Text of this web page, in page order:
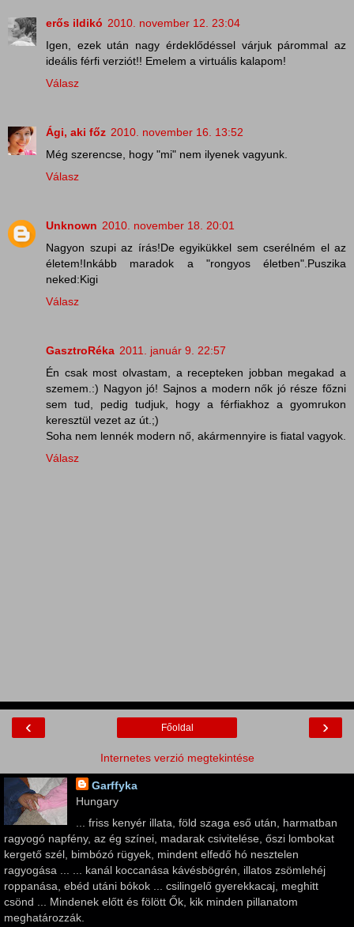
erős ildikó 2010. november 12. 23:04
Igen, ezek után nagy érdeklődéssel várjuk párommal az
ideális férfi verziót!! Emelem a virtuális kalapom!
Válasz
Ági, aki főz 2010. november 16. 13:52
Még szerencse, hogy "mi" nem ilyenek vagyunk.
Válasz
Unknown 2010. november 18. 20:01
Nagyon szupi az írás!De egyikükkel sem cserélném el az
életem!Inkább maradok a "rongyos életben".Puszika
neked:Kigi
Válasz
GasztroRéka 2011. január 9. 22:57
Én csak most olvastam, a recepteken jobban megakad a
szemem.:) Nagyon jó! Sajnos a modern nők jó része főzni
sem tud, pedig tudjuk, hogy a férfiakhoz a gyomrukon
keresztül vezet az út.;)
Soha nem lennék modern nő, akármennyire is fiatal vagyok.
Válasz
‹ ›
Főoldal
Internetes verzió megtekintése
Garffyka
Hungary
... friss kenyér illata, föld szaga eső után, harmatban
ragyogó napfény, az ég színei, madarak csivitelése, őszi lombokat
kergető szél, bimbózó rügyek, mindent elfedő hó nesztelen
ragyogása ... ... kanál koccanása kávésbögrén, illatos zsömlehéj
roppanása, ebéd utáni bókok ... csilingelő gyerekkacaj, meghitt
csönd ... Mindenek előtt és fölött Ők, kik minden pillanatom
meghatározzák.